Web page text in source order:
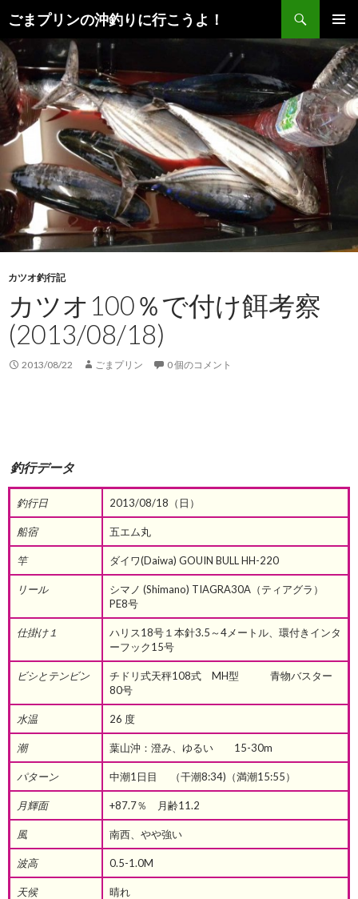
ごまプリンの沖釣りに行こうよ！
索
メインメ
ニュー
ン
テ
ン
ツ
へ
ス
キ
ッ
プ
カツオ釣行記
カツオ100％で付け餌考察
(2013/08/18)
2013/08/22 ごまプリン 0 個のコメント
釣行データ
釣行日 2013/08/18（日）
船宿 五エム丸
竿 ダイワ(Daiwa) GOUIN BULL HH-220
リール
シマノ (Shimano) TIAGRA30A（ティアグラ）
PE8号
仕掛け１
ハリス18号１本針3.5～4メートル、環付きインタ
ーフック15号
ビシとテンビン
チドリ式天秤108式 MH型 青物バスター
80号
水温 26 度
潮 葉山沖：澄み、ゆるい 15-30m
パターン 中潮1日目 （干潮8:34)（満潮15:55）
月輝面 +87.7％ 月齢11.2
風 南西、やや強い
波高 0.5-1.0M
天候 晴れ